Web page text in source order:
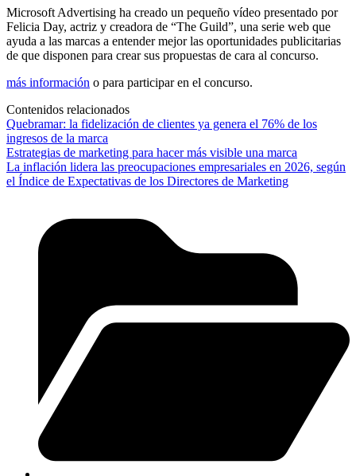
Microsoft Advertising ha creado un pequeño vídeo presentado por
Felicia Day, actriz y creadora de “The Guild”, una serie web que
ayuda a las marcas a entender mejor las oportunidades publicitarias
de que disponen para crear sus propuestas de cara al concurso.
más información o para participar en el concurso.
Contenidos relacionados
Quebramar: la fidelización de clientes ya genera el 76% de los
ingresos de la marca
Estrategias de marketing para hacer más visible una marca
La inflación lidera las preocupaciones empresariales en 2026, según
el Índice de Expectativas de los Directores de Marketing